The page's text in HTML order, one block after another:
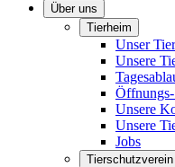
Über uns
Tierheim
Unser
Unsere
Unsere
Unsere
Jobs
Tierschutzverein